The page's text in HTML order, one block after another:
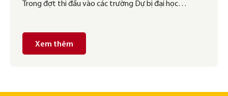
Trong đợt thi đầu vào các trường Dự bị đại học…
Xem thêm